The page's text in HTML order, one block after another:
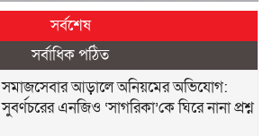
সর্বশেষ
সর্বাধিক পঠিত
সমাজসেবার আড়ালে অনিয়মের অভিযোগ:
সুবর্ণচরের এনজিও ‘সাগরিকা’কে ঘিরে নানা প্রশ্ন